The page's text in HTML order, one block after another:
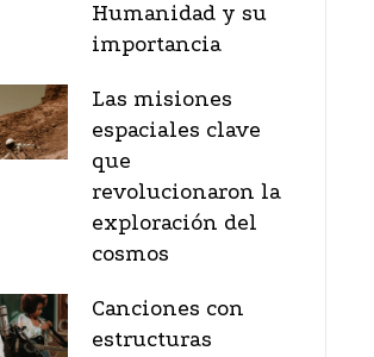
Humanidad y su
importancia
Las misiones
espaciales clave
que
revolucionaron la
exploración del
cosmos
Canciones con
estructuras